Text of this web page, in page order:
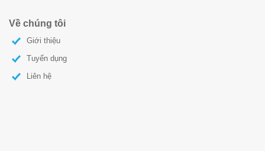
Về chúng tôi
Giới thiệu
Tuyển dụng
Liên hệ